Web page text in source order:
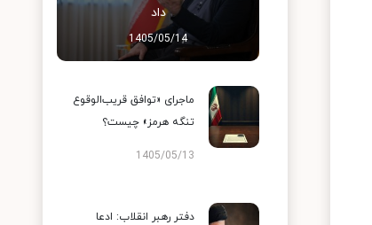
داد
1405/05/14
ماجرای «توافق قریب‌الوقوع
تنگه هرمز» چیست؟
1405/05/13
دفتر رهبر انقلاب: ادعا